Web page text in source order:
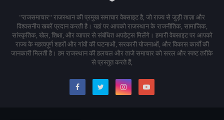
"राजसमाचार" राजस्थान की प्रमुख समाचार वेबसाइट है, जो राज्य से जुड़ी ताज़ा और
विश्वसनीय खबरें प्रदान करती है। यहां पर आपको राजस्थान के राजनीतिक, सामाजिक,
सांस्कृतिक, खेल, शिक्षा, और व्यापार से संबंधित अपडेट्स मिलेंगे। हमारी वेबसाइट पर आपको
राज्य के महत्वपूर्ण शहरों और गांवों की घटनाओं, सरकारी योजनाओं, और विकास कार्यों की
जानकारी मिलती है। हम राजस्थान की हलचल और ताजे समाचार को सरल और स्पष्ट तरीके
से प्रस्तुत करते हैं,